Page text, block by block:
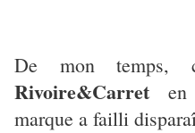
De mon temps,
Rivoire&Carret en
marque a failli